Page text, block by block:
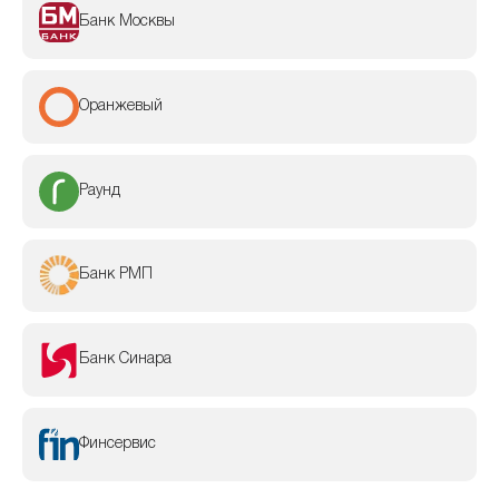
Банк Москвы
Оранжевый
Раунд
Банк РМП
Банк Синара
Финсервис